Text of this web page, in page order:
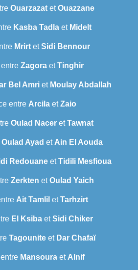
OuarzazatetOuazzane
Kasba Tadlaet Midelt
Mrirt etSidi Bennour
Zagora etTinghir
Bel Amriet Moulay Abdallah
entre ArcilaetZaio
Oulad Nacer etTawnat
Oulad Ayad et Ain El Aouda
RedouaneetTidili Mesfioua
Zerkten etOulad Yaich
Ait Tamlil etTarhzirt
El Ksiba etSidi Chiker
Tagounite et Dar Chafaï
Mansouraet Alnif